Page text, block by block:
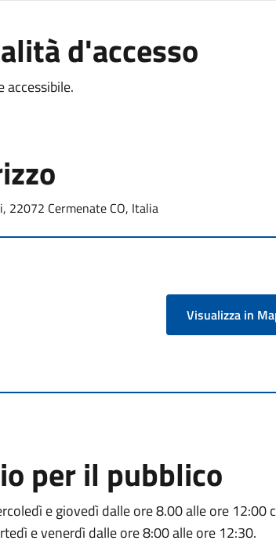
d'accesso
accessibile.
22072 Cermenate CO, Italia
Visualizza in
per il pubblico
e giovedì dalle ore 8.00 alle ore
e venerdì dalle ore 8:00 alle ore 12:30.